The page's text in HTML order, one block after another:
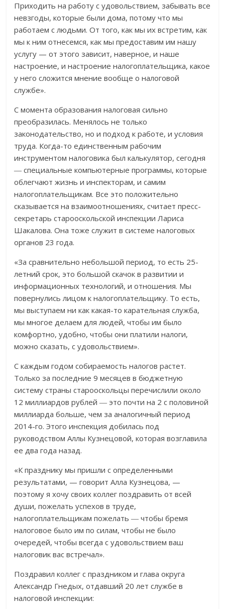
Приходить на работу с удовольствием, забывать все
невзгоды, которые были дома, потому что мы
работаем с людьми. От того, как мы их встретим, как
мы к ним отнесемся, как мы предоставим им нашу
услугу — от этого зависит, наверное, и наше
настроение, и настроение налогоплательщика, какое
у него сложится мнение вообще о налоговой
службе».
С момента образования налоговая сильно
преобразилась. Менялось не только
законодательство, но и подход к работе, и условия
труда. Когда-то единственным рабочим
инструментом налоговика был калькулятор, сегодня
― специальные компьютерные программы, которые
облегчают жизнь и инспекторам, и самим
налогоплательщикам. Все это положительно
сказывается на взаимоотношениях, считает пресс-
секретарь старооскольской инспекции Лариса
Шакалова. Она тоже служит в системе налоговых
органов 23 года.
«За сравнительно небольшой период, то есть 25-
летний срок, это большой скачок в развитии и
информационных технологий, и отношения. Мы
повернулись лицом к налогоплательщику. То есть,
мы выступаем ни как какая-то карательная служба,
мы многое делаем для людей, чтобы им было
комфортно, удобно, чтобы они платили налоги,
можно сказать, с удовольствием».
С каждым годом собираемость налогов растет.
Только за последние 9 месяцев в бюджетную
систему страны старооскольцы перечислили около
12 миллиардов рублей ― это почти на 2 с половиной
миллиарда больше, чем за аналогичный период
2014-го. Этого инспекция добилась под
руководством Аллы Кузнецовой, которая возглавила
ее два года назад.
«К празднику мы пришли с определенными
результатами, — говорит Алла Кузнецова, —
поэтому я хочу своих коллег поздравить от всей
души, пожелать успехов в труде,
налогоплательщикам пожелать ― чтобы бремя
налоговое было им по силам, чтобы не было
очередей, чтобы всегда с удовольствием ваш
налоговик вас встречал».
Поздравил коллег с праздником и глава округа
Александр Гнедых, отдавший 20 лет службе в
налоговой инспекции: